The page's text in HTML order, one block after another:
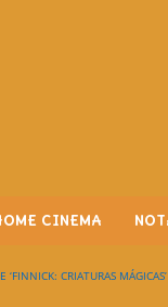
CINEMA
‘FINNICK: CRIATURAS